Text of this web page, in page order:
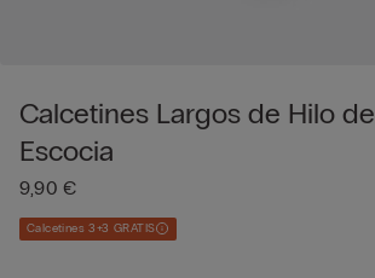
Calcetines Largos de Hilo de
Escocia
9,90 €
Calcetines 3+3 GRATIS